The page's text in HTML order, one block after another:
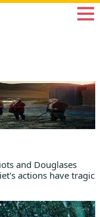
and Douglases
actions have tragic